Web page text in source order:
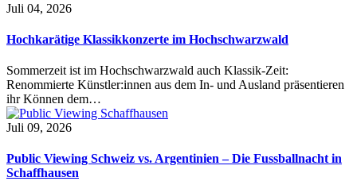
Juli 04, 2026
Hochkarätige Klassikkonzerte im Hochschwarzwald
Sommerzeit ist im Hochschwarzwald auch Klassik-Zeit:
Renommierte Künstler:innen aus dem In- und Ausland präsentieren
ihr Können dem…
Juli 09, 2026
Public Viewing Schweiz vs. Argentinien – Die Fussballnacht in
Schaffhausen